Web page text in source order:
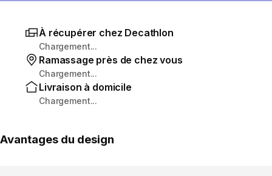
À récupérer chez Decathlon
Chargement...
Ramassage près de chez vous
Chargement...
Livraison à domicile
Chargement...
Avantages du design